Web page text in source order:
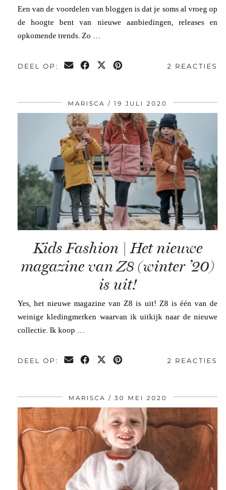
Een van de voordelen van bloggen is dat je soms al vroeg op
de hoogte bent van nieuwe aanbiedingen, releases en
opkomende trends. Zo …
DEEL OP: 2 REACTIES
MARISCA 19 JULI 2020
Kids Fashion | Het nieuwe
magazine van Z8 (winter ’20)
is uit!
Yes, het nieuwe magazine van Z8 is uit! Z8 is één van de
weinige kledingmerken waarvan ik uitkijk naar de nieuwe
collectie. Ik koop …
DEEL OP: 2 REACTIES
MARISCA 30 MEI 2020